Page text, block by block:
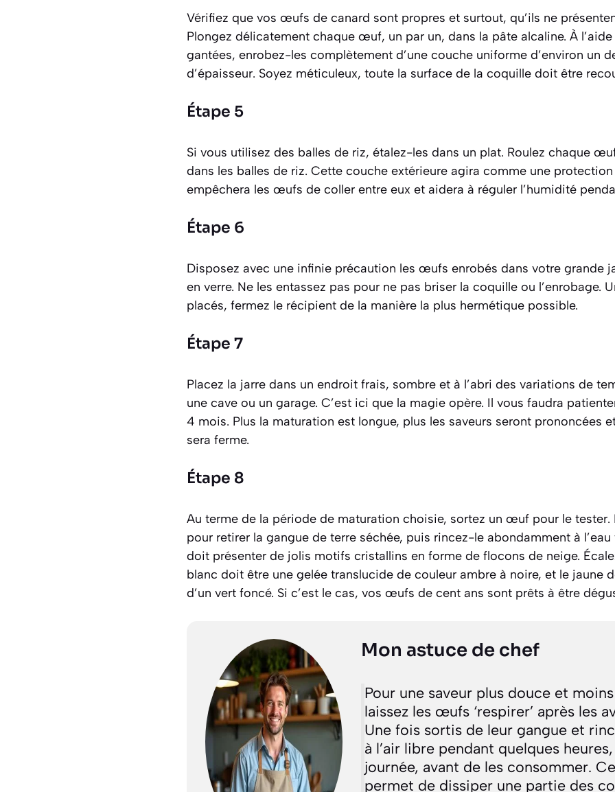
Vérifiez que vos œufs de canard sont propres et surtout, qu’ils ne
Plongez délicatement chaque œuf, un par un, dans la pâte alcaline. À
gantées, enrobez-les complètement d’une couche uniforme d’environ un
d’épaisseur. Soyez méticuleux, toute la surface de la coquille doit être
Étape 5
Si vous utilisez des balles de riz, étalez-les dans un plat. Roulez chaque
dans les balles de riz. Cette couche extérieure agira comme une
empêchera les œufs de coller entre eux et aidera à réguler l’humidité
Étape 6
Disposez avec une infinie précaution les œufs enrobés dans votre grande
en verre. Ne les entassez pas pour ne pas briser la coquille ou l’enrobage.
placés, fermez le récipient de la manière la plus hermétique possible.
Étape 7
Placez la jarre dans un endroit frais, sombre et à l’abri des variations de
une cave ou un garage. C’est ici que la magie opère. Il vous faudra
4 mois. Plus la maturation est longue, plus les saveurs seront prononcées
sera ferme.
Étape 8
Au terme de la période de maturation choisie, sortez un œuf pour le tester.
pour retirer la gangue de terre séchée, puis rincez-le abondamment à
doit présenter de jolis motifs cristallins en forme de flocons de neige.
blanc doit être une gelée translucide de couleur ambre à noire, et le jaune
d’un vert foncé. Si c’est le cas, vos œufs de cent ans sont prêts à être
Mon astuce de chef
Pour une saveur plus douce et
laissez les œufs ‘respirer’ après les
Une fois sortis de leur gangue et
à l’air libre pendant quelques
journée, avant de les consommer.
permet de dissiper une partie des